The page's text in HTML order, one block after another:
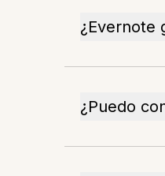
¿Evernote
¿Puedo